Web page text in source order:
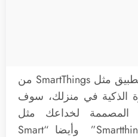
أيضا، إذا كنت تبحث عن تطبيق مثل SmartThings من
الذكية في منزلك، سوف
المصممة لخداعك مثل
“Smartthings TV Remote Control” وأيضا “Smart